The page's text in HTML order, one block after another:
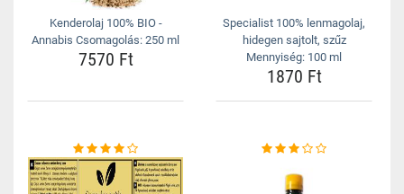
Kenderolaj 100% BIO -
Annabis Csomagolás: 250 ml
7570 Ft
Specialist 100% lenmagolaj,
hidegen sajtolt, szűz
Mennyiség: 100 ml
1870 Ft